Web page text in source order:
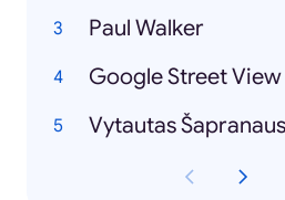
Paul Walker
Google Street View
Vytautas